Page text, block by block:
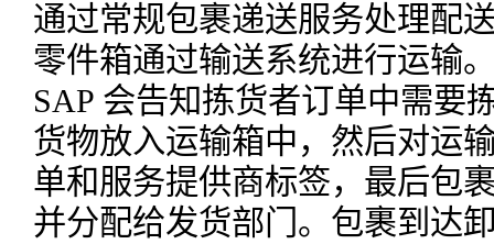
通过常规包裹递送服务处理配
零件箱通过输送系统进行运输
SAP 会告知拣货者订单中需要
货物放入运输箱中，然后对运
单和服务提供商标签，最后包
并分配给发货部门。包裹到达